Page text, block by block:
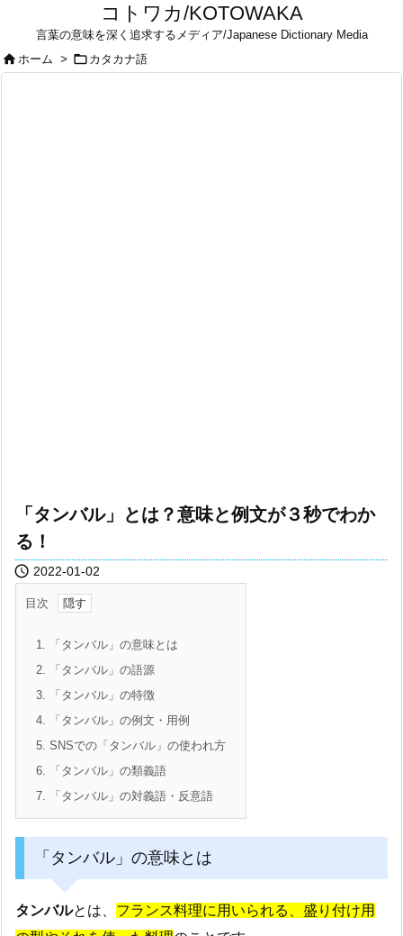
コトワカ/KOTOWAKA
言葉の意味を深く追求するメディア/Japanese Dictionary Media
ホーム >  カタカナ語
「タンバル」とは？意味と例文が３秒でわか
る！
 2022-01-02
目次
1. 「タンバル」の意味とは
2. 「タンバル」の語源
3. 「タンバル」の特徴
4. 「タンバル」の例文・用例
5. SNSでの「タンバル」の使われ方
6. 「タンバル」の類義語
7. 「タンバル」の対義語・反意語
「タンバル」の意味とは
タンバルとは、 フランス料理に用いられる、盛り付け用